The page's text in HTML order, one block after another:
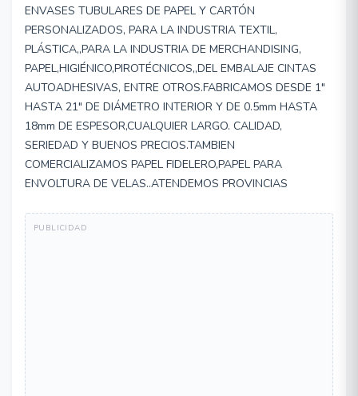
ENVASES TUBULARES DE PAPEL Y CARTÓN
PERSONALIZADOS, PARA LA INDUSTRIA TEXTIL,
PLÁSTICA,,PARA LA INDUSTRIA DE MERCHANDISING,
PAPEL,HIGIÉNICO,PIROTÉCNICOS,,DEL EMBALAJE CINTAS
AUTOADHESIVAS, ENTRE OTROS.FABRICAMOS DESDE 1"
HASTA 21" DE DIÁMETRO INTERIOR Y DE 0.5mm HASTA
18mm DE ESPESOR,CUALQUIER LARGO. CALIDAD,
SERIEDAD Y BUENOS PRECIOS.TAMBIEN
COMERCIALIZAMOS PAPEL FIDELERO,PAPEL PARA
ENVOLTURA DE VELAS..ATENDEMOS PROVINCIAS